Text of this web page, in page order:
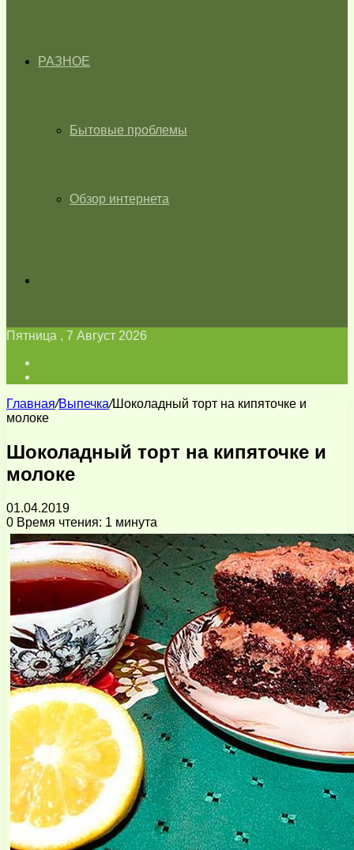
РАЗНОЕ
Бытовые проблемы
Обзор интернета
Пятница , 7 Август 2026
Главная/Выпечка/Шоколадный торт на кипяточке и
молоке
Шоколадный торт на кипяточке и
молоке
01.04.2019
0 Время чтения: 1 минута